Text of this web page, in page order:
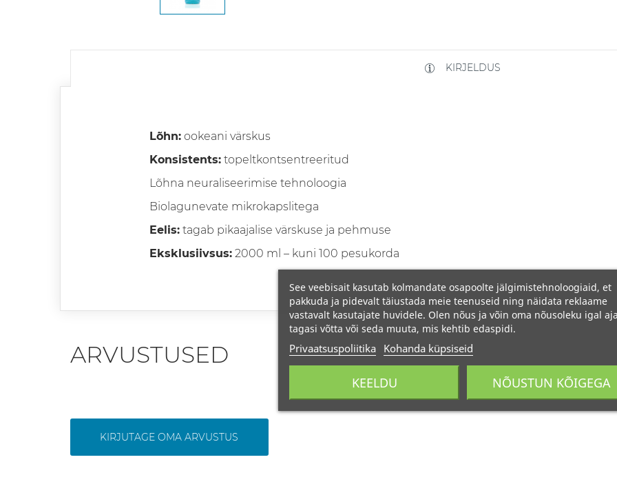
KIRJELDUS
Lõhn: ookeani värskus
Konsistents: topeltkontsentreeritud
Lõhna neuraliseerimise tehnoloogia
Biolagunevate mikrokapslitega
Eelis: tagab pikaajalise värskuse ja pehmuse
Eksklusiivsus: 2000 ml – kuni 100 pesukorda
ARVUSTUSED
KIRJUTAGE OMA ARVUSTUS
See veebisait kasutab kolmandate osapoolte jälgimistehnoloogiaid, et
pakkuda ja pidevalt täiustada meie teenuseid ning näidata reklaame
vastavalt kasutajate huvidele. Olen nõus ja võin oma nõusoleku igal
tagasi võtta või seda muuta, mis kehtib edaspidi.
Privaatsuspoliitika Kohanda küpsiseid
KEELDU NÕUSTUN KÕIGEGA